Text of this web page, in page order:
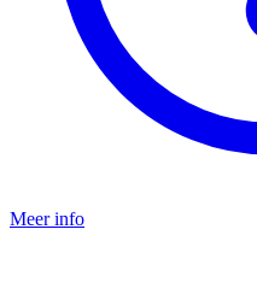
Meer info